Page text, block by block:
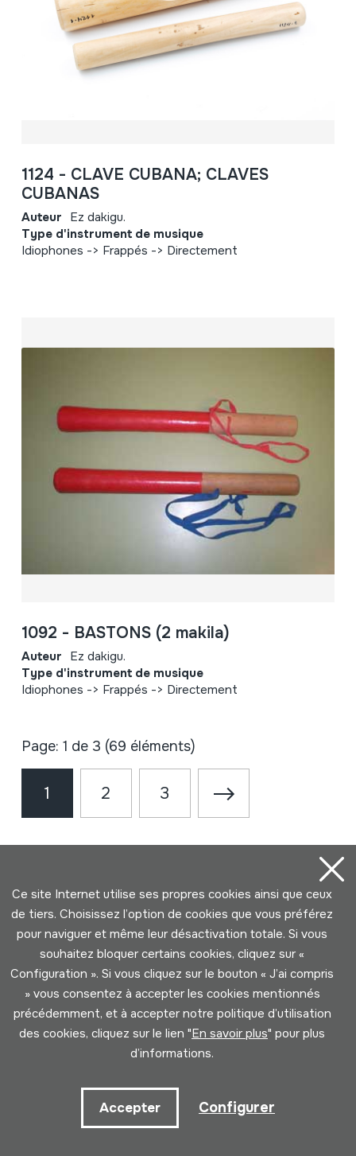
1124 - CLAVE CUBANA; CLAVES
CUBANAS
Auteur Ez dakigu.
Type d'instrument de musique
Idiophones -> Frappés -> Directement
1092 - BASTONS (2 makila)
Auteur Ez dakigu.
Type d'instrument de musique
Idiophones -> Frappés -> Directement
Page: 1 de 3 (69 éléments)
1 2 3
Contact
943 493 578
soinuenea@soinuenea.eus
Ce site Internet utilise ses propres cookies ainsi que ceux
de tiers. Choisissez l’option de cookies que vous préférez
pour naviguer et même leur désactivation totale. Si vous
souhaitez bloquer certains cookies, cliquez sur «
Configuration ». Si vous cliquez sur le bouton « J’ai compris
» vous consentez à accepter les cookies mentionnés
précédemment, et à accepter notre politique d’utilisation
des cookies, cliquez sur le lien "En savoir plus" pour plus
d’informations.
Accepter Configurer